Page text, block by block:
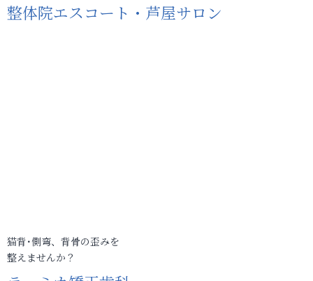
整体院エスコート・芦屋サロン
猫背･側弯、背骨の歪みを
整えませんか？